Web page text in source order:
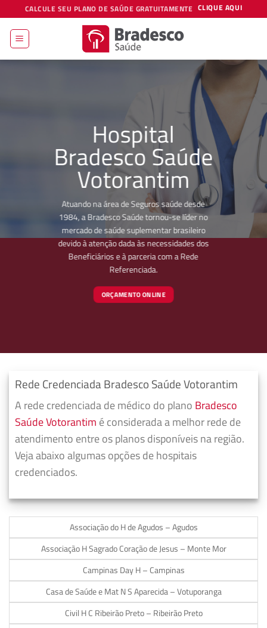
to
content
CALCULE SEU PLANO DE SAÚDE GRATUITAMENTE CLIQUE AQUI
Hospital
Bradesco Saúde
Votorantim
Atuando na área de Seguros saúde desde
1984, a Bradesco Saúde tornou-se líder no
mercado de saúde suplementar brasileiro
devido à atenção dada às necessidades dos
Beneficiários e à parceria com a Rede
Referenciada.
ORÇAMENTO ONLINE
Rede Credenciada Bradesco Saúde Votorantim
A rede credenciada de médico do plano Bradesco
Saúde Votorantim é considerada a melhor rede de
atendimento entre os planos disponíveis na região.
Veja abaixo algumas opções de hospitais
credenciados.
Associação do H de Agudos – Agudos
Associação H Sagrado Coração de Jesus – Monte Mor
Campinas Day H – Campinas
Casa de Saúde e Mat N S Aparecida – Votuporanga
Civil H C Ribeirão Preto – Ribeirão Preto